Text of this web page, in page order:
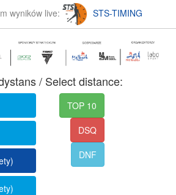
wyników live: STS-TIMING
/ Select distance:
TOP 10
DSQ
DNF